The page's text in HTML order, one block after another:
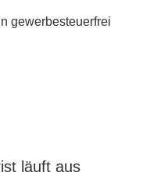
gewerbesteuerfrei
läuft aus